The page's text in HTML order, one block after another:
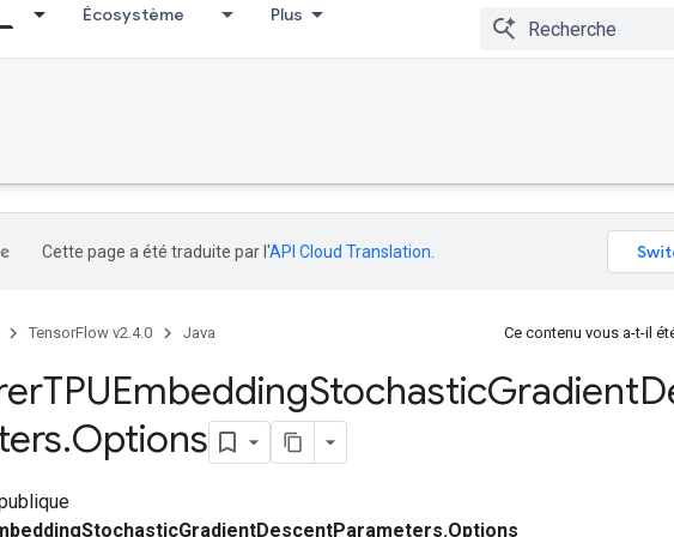
Écosystème Plus
Cette page a été traduite par l'API Cloud Translation
TensorFlow v2.4.0 Java Ce contenu vous a-t-il
TPUEmbeddingStochasticGradient
.Options